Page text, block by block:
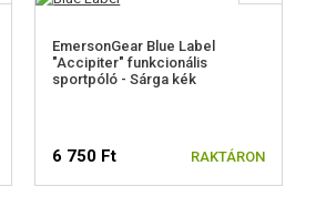
EmersonGear Blue Label
"Accipiter" funkcionális
sportpóló - Sárga kék
6 750 Ft RAKTÁRON
S